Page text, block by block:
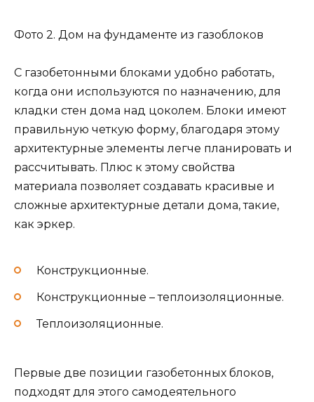
Фото 2. Дом на фундаменте из газоблоков
С газобетонными блоками удобно работать,
когда они используются по назначению, для
кладки стен дома над цоколем. Блоки имеют
правильную четкую форму, благодаря этому
архитектурные элементы легче планировать и
рассчитывать. Плюс к этому свойства
материала позволяет создавать красивые и
сложные архитектурные детали дома, такие,
как эркер.
Конструкционные.
Конструкционные – теплоизоляционные.
Теплоизоляционные.
Первые две позиции газобетонных блоков,
подходят для этого самодеятельного